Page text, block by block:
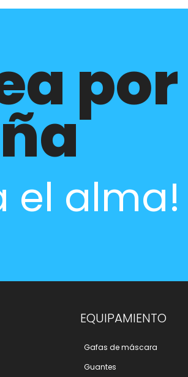
el alma!
EQUIPAMIENTO
Gafas de máscara
Guantes